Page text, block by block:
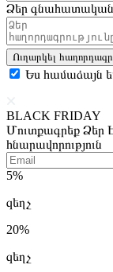
Ձեր
Ուղարկել
Ես համաձայն
BLACK FRIDAY
Մուտքագրեք Ձեր
հնարավորություն
5%
զեղչ
20%
զեղչ